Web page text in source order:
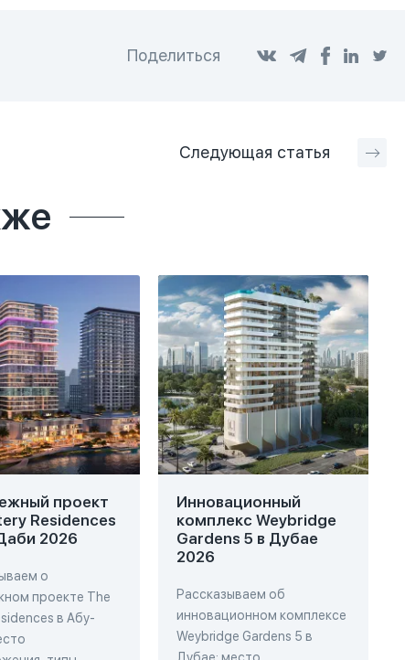
Поделиться
Следующая статья
проект
Residences
2026
о
проекте The
в Абу-
Инновационный
комплекс Weybridge
Gardens 5 в Дубае
2026
Рассказываем об
инновационном комплексе
Weybridge Gardens 5 в